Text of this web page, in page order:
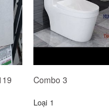
rẻ
Bồn Tiểu nam giá rẻ
410*290 mm